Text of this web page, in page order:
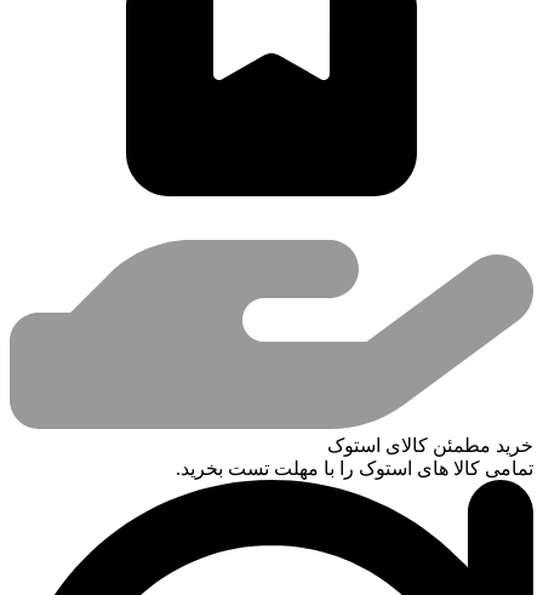
خرید مطمئن کالای استوک
تمامی کالا های استوک را با مهلت تست بخرید.